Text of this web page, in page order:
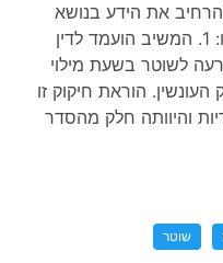
את הידע בנושא
הפרעה לשוטר בשעת מילוי תפקידו: 1. המשיב הועמד לדין
לשוטר בשעת מילוי
לפי סעיף 275 לחוק העונשין. הוראת חיקוק זו
והיוותה חלק מהסדר
שוטר